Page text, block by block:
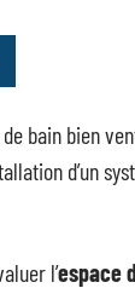
bain bien
d’un
l’espace